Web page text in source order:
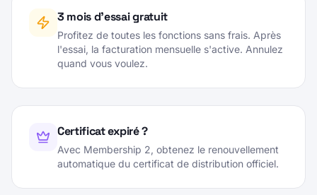
3 mois d'essai gratuit
Profitez de toutes les fonctions sans frais. Après
l'essai, la facturation mensuelle s'active. Annulez
quand vous voulez.
Certificat expiré ?
Avec Membership 2, obtenez le renouvellement
automatique du certificat de distribution officiel.